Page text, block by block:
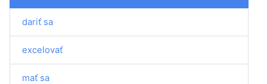
dariť sa
excelovať
mať sa